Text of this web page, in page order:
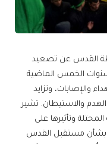
القدس عن تصعيد
الخمس الماضية
والإصابات، وتزايد
والاستيطان. تشير
وتأثيرها على
بشأن مستقبل القدس